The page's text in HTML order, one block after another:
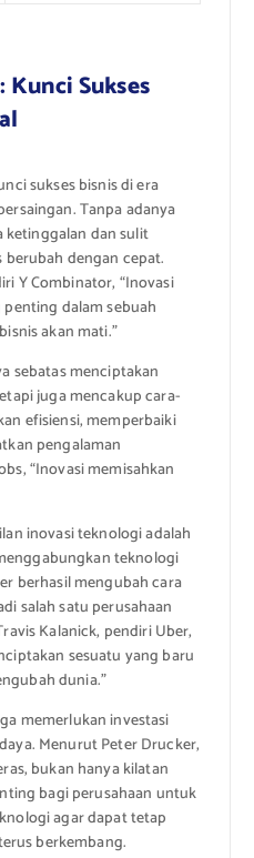
Sukses
sukses bisnis di era
Tanpa adanya
ketinggalan dan sulit
dengan cepat.
Y Combinator, “Inovasi
dalam sebuah
akan mati.”
sebatas menciptakan
juga mencakup cara-
efisiensi, memperbaiki
pengalaman
“Inovasi memisahkan
inovasi teknologi adalah
teknologi
berhasil mengubah cara
salah satu perusahaan
Kalanick, pendiri Uber,
sesuatu yang baru
dunia.”
memerlukan investasi
Menurut Peter Drucker,
bukan hanya kilatan
bagi perusahaan untuk
agar dapat tetap
berkembang.